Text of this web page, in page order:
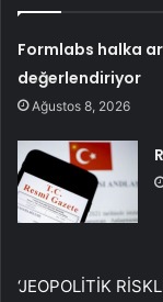
Formlabs halka
değerlendiriyor
Ağustos 8, 2026
‘JEOPOLİTİK